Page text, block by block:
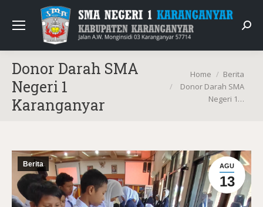
Donor Darah SMA
Negeri 1
Karanganyar
You are here:
Home
Berita
Donor Darah SMA
Negeri 1…
AGU
13
Berita